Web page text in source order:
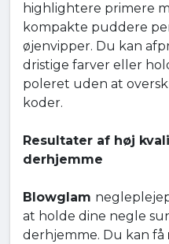
highlightere primere
kompakte puddere
øjenvipper. Du kan
dristige farver eller
poleret uden at
koder.
Resultater af høj
derhjemme
Blowglam
at holde dine negle
derhjemme. Du kan få